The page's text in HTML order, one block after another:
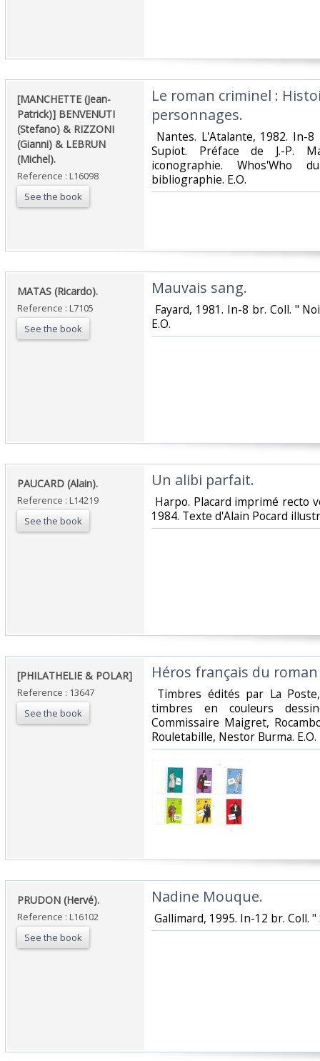
‎[MANCHETTE (Jean-
Patrick)] BENVENUTI
(Stefano) & RIZZONI
(Gianni) & LEBRUN
(Michel).‎
Reference : L16098
See the book
‎Le roman criminel :
personnages. ‎
Nantes. L'Atalante, 1982.
Supiot. Préface de J.-P.
iconographie. Whos'Who
bibliographie. E.O.‎
‎MATAS (Ricardo).‎
Reference : L7105
See the book
‎Mauvais sang.‎
Fayard, 1981. In-8 br. Coll. "
E.O.‎
‎PAUCARD (Alain).‎
Reference : L14219
See the book
‎Un alibi parfait.‎
Harpo. Placard imprimé recto
1984. Texte d'Alain Pocard
‎[PHILATHELIE & POLAR]‎
Reference : 13647
See the book
‎Héros français du
Timbres édités par La
timbres en couleurs
Commissaire Maigret,
Rouletabille, Nestor Burma. E.O. ‎
‎PRUDON (Hervé).‎
Reference : L16102
See the book
‎Nadine Mouque.‎
Gallimard, 1995. In-12 br. Coll.